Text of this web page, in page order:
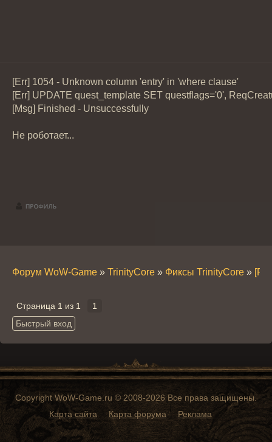
[Err] 1054 - Unknown column 'entry' in 'where clause'
[Err] UPDATE quest_template SET questflags='0',
[Msg] Finished - Unsuccessfully
Не роботает...
Форум WoW-Game » TrinityCore » Фиксы TrinityCore »
Страница 1 из 1 1
Copyright WoW-Game.ru © 2008-2026 Все права защищены.
Карта сайта
Карта форума Реклама